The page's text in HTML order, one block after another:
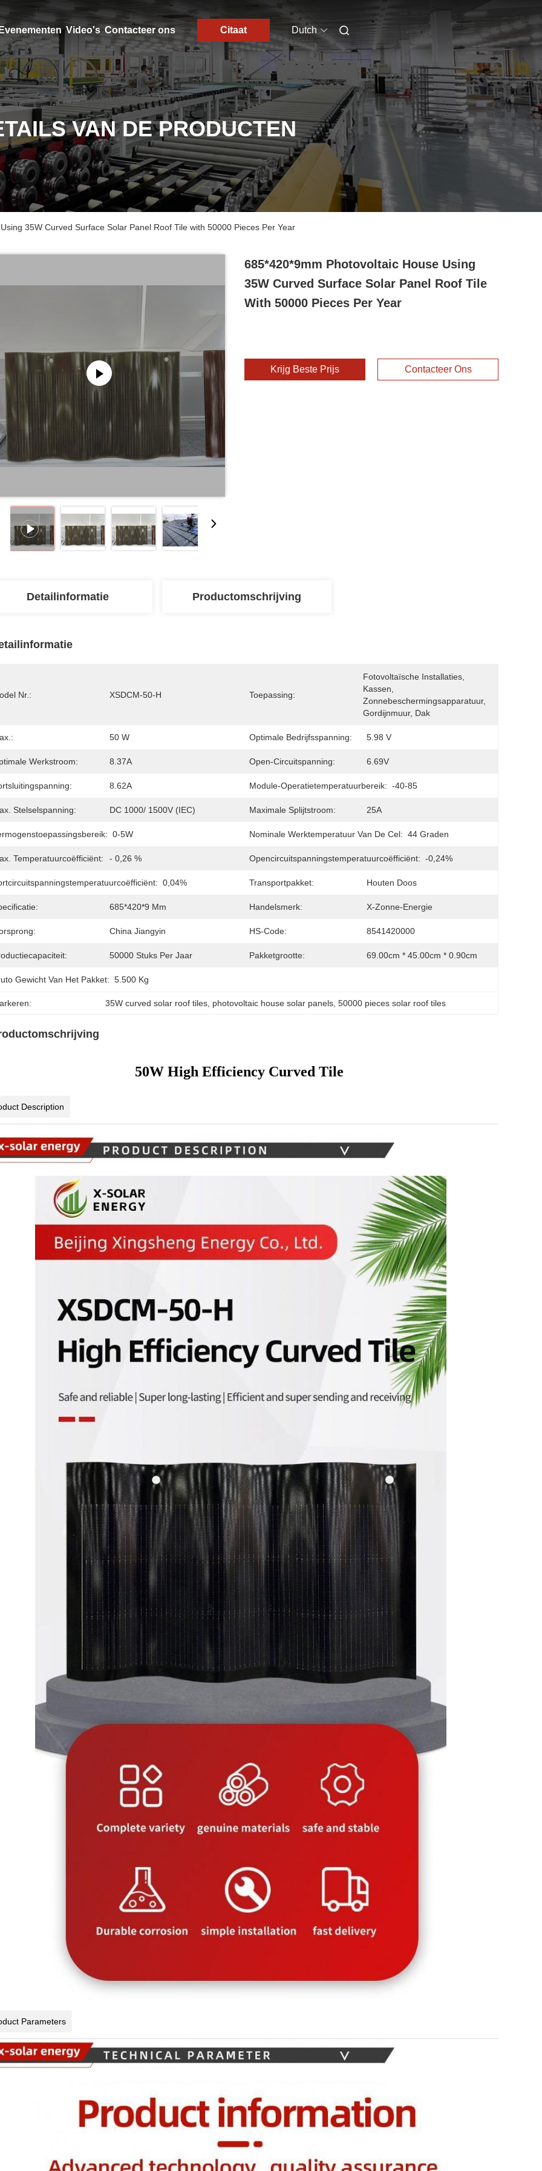
Video's Contacteer ons Citaat Dutch
VAN DE PRODUCTEN
35W Curved Surface Solar Panel Roof Tile with 50000 Pieces Per Year
685*420*9mm Photovoltaic House Using
35W Curved Surface Solar Panel Roof Tile
With 50000 Pieces Per Year
Krijg Beste Prijs Contacteer Ons
Detailinformatie Productomschrijving
Nr.: XSDCM-50-H Toepassing:
Fotovoltaïsche Installaties,
Kassen,
Zonnebeschermingsapparatuur,
Gordijnmuur, Dak
50 W Optimale Bedrijfsspanning: 5.98 V
Werkstroom: 8.37A Open-Circuitspanning: 6.69V
8.62A Module-Operatietemperatuurbereik: -40-85
Stelselspanning: DC 1000/ 1500V (IEC) Maximale Splijtstroom: 25A
0-5W Nominale Werktemperatuur Van De Cel: 44 Graden
Temperatuurcoëfficiënt: - 0,26 % Opencircuitspanningstemperatuurcoëfficiënt: -0,24%
0,04% Transportpakket: Houten Doos
685*420*9 Mm Handelsmerk: X-Zonne-Energie
China Jiangyin HS-Code: 8541420000
50000 Stuks Per Jaar Pakketgrootte: 69.00cm * 45.00cm * 0.90cm
Gewicht Van Het Pakket: 5.500 Kg
35W curved solar roof tiles photovoltaic house solar panels , 50000 pieces solar roof tiles
50W High Efficiency Curved Tile
Description
Parameters